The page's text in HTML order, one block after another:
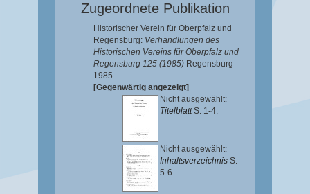
Zugeordnete Publikation
Historischer Verein für Oberpfalz und
Regensburg: Verhandlungen des
Historischen Vereins für Oberpfalz und
Regensburg 125 (1985) Regensburg
1985.
[Gegenwärtig angezeigt]
Nicht ausgewählt:
TitelblattS. 1-4.
Nicht ausgewählt:
Inhaltsverzeichnis S.
5-6.